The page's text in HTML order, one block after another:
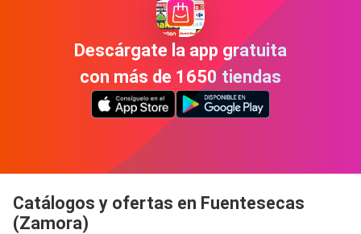
Descárgate la app gratuita
con más de 1650 tiendas
Catálogos y ofertas en Fuentesecas
(Zamora)